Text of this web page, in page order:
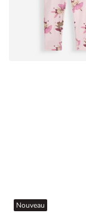
Nouveau